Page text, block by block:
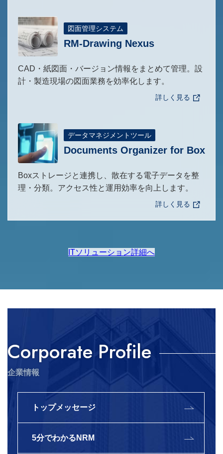
図面管理システム
RM-Drawing Nexus
CAD・紙図面・バージョン情報をまとめて管理。設
計・製造現場の図面業務を効率化します。
詳しく見る
データマネジメントツール
Documents Organizer for Box
Boxストレージと連携し、散在する電子データを整
理・分類。アクセス性と運用効率を向上します。
詳しく見る
ITソリューション詳細へ
Corporate Profile
企業情報
トップメッセージ
5分でわかるNRM